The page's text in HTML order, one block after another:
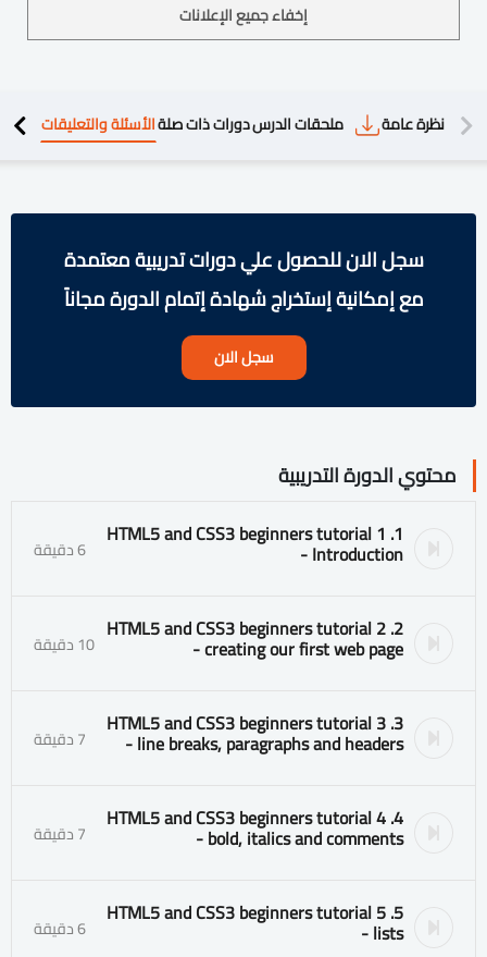
إخفاء جميع الإعلانات
نظرة عامة ملحقات الدرسدورات ذات صلةالأسئلة والتعليقات
سجل الان للحصول علي دورات تدريبية معتمدة
مع إمكانية إستخراج شهادة إتمام الدورة مجاناً
سجل الان
محتوي الدورة التدريبية
1. HTML5 and CSS3 beginners tutorial 1
- Introduction 6 دقيقة
2. HTML5 and CSS3 beginners tutorial 2
- creating our first web page 10 دقيقة
3. HTML5 and CSS3 beginners tutorial 3
- line breaks, paragraphs and headers 7 دقيقة
4. HTML5 and CSS3 beginners tutorial 4
- bold, italics and comments 7 دقيقة
5. HTML5 and CSS3 beginners tutorial 5
- lists 6 دقيقة